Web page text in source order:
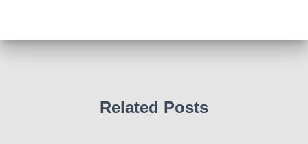
Related Posts